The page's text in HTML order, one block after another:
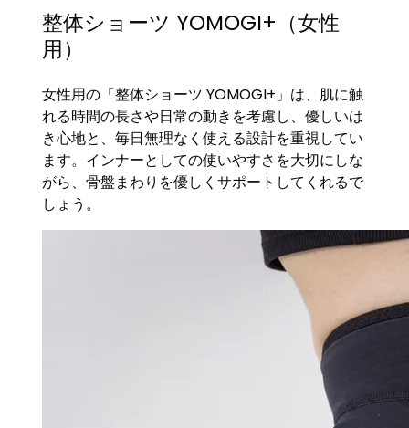
整体ショーツ YOMOGI+（女性
用）
女性用の「整体ショーツ YOMOGI+」は、肌に触
れる時間の長さや日常の動きを考慮し、優しいは
き心地と、毎日無理なく使える設計を重視してい
ます。インナーとしての使いやすさを大切にしな
がら、骨盤まわりを優しくサポートしてくれるで
しょう。